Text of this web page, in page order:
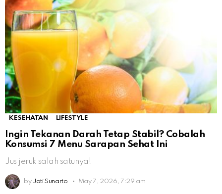
KESEHATAN LIFESTYLE
Ingin Tekanan Darah Tetap Stabil? Cobalah
Konsumsi 7 Menu Sarapan Sehat Ini
Jus jeruk salah satunya!
by Jati Sunarto May 7, 2026, 7:29 am